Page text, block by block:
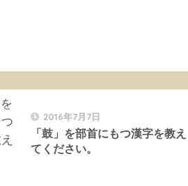
2016年7月7日
「鼓」を部首にもつ漢字を教え
てください。